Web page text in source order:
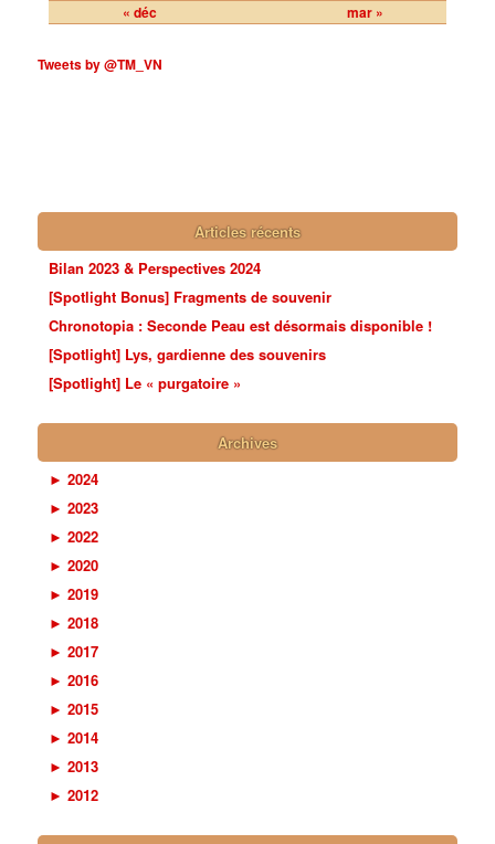
« déc mar »
Tweets by @TM_VN
Articles récents
Bilan 2023 & Perspectives 2024
[Spotlight Bonus] Fragments de souvenir
Chronotopia : Seconde Peau est désormais disponible !
[Spotlight] Lys, gardienne des souvenirs
[Spotlight] Le « purgatoire »
Archives
► 2024
► 2023
► 2022
► 2020
► 2019
► 2018
► 2017
► 2016
► 2015
► 2014
► 2013
► 2012